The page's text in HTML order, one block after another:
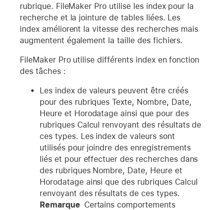
rubrique. FileMaker Pro utilise les index pour la
recherche et la jointure de tables liées. Les
index améliorent la vitesse des recherches mais
augmentent également la taille des fichiers.
FileMaker Pro utilise différents index en fonction
des tâches :
Les index de valeurs peuvent être créés
pour des rubriques Texte, Nombre, Date,
Heure et Horodatage ainsi que pour des
rubriques Calcul renvoyant des résultats de
ces types. Les index de valeurs sont
utilisés pour joindre des enregistrements
liés et pour effectuer des recherches dans
des rubriques Nombre, Date, Heure et
Horodatage ainsi que des rubriques Calcul
renvoyant des résultats de ces types.
Remarque Certains comportements